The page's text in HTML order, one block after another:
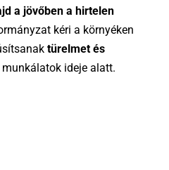
a jövőben a hirtelen
kéri a környéken
türelmet és
ideje alatt.